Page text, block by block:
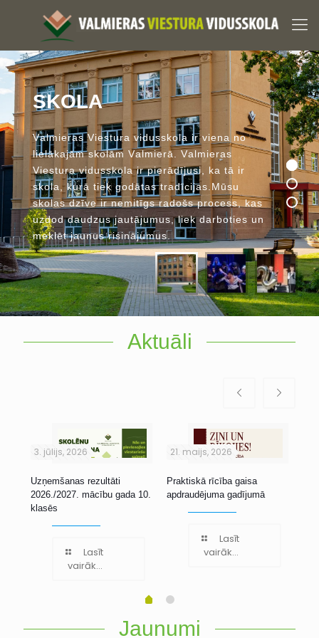
SKOLA
Valmieras Viestura vidusskola ir viena no
lielākajām skolām Valmierā Valmieras
Viestura vidusskola ir pierādījusi ka tā ir
skola , kurā tiek godātas tradīcijas Mūsu
skolas dzīve ir nemitīgs radošs process, kas
uzdod daudzus jautājumus, liek darboties un
meklēt jaunus risinājumus.
Aktuāli
3. jūlijs, 2026
Uzņemšanas rezultāti
2026./2027. mācību gada 10.
klasēs
Lasīt
vairāk...
21. maijs, 2026
Praktiskā rīcība gaisa
apdraudējuma gadījumā
Lasīt
vairāk...
Jaunumi